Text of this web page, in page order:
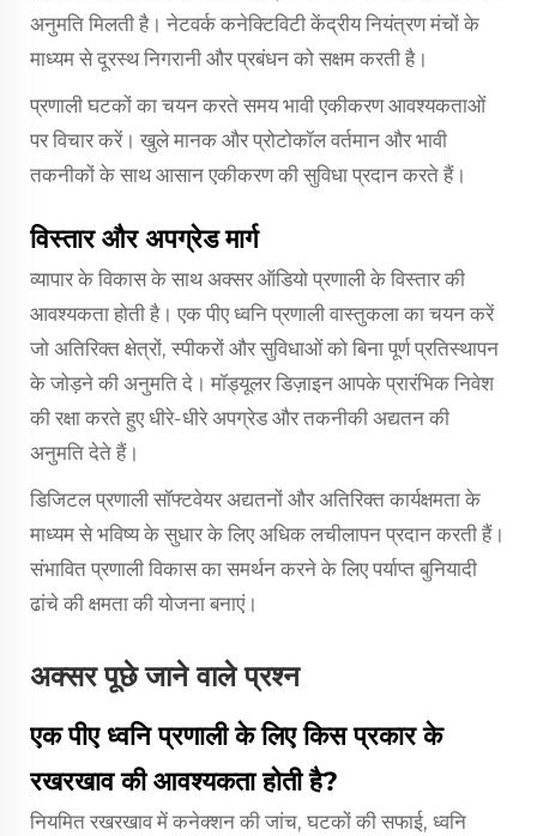
अनुमति मिलती है। नेटवर्क कनेक्टिविटी केंद्रीय नियंत्रण मंचों के
माध्यम से दूरस्थ निगरानी और प्रबंधन को सक्षम करती है।
प्रणाली घटकों का चयन करते समय भावी एकीकरण आवश्यकताओं
पर विचार करें। खुले मानक और प्रोटोकॉल वर्तमान और भावी
तकनीकों के साथ आसान एकीकरण की सुविधा प्रदान करते हैं।
विस्तार और अपग्रेड मार्ग
व्यापार के विकास के साथ अक्सर ऑडियो प्रणाली के विस्तार की
आवश्यकता होती है। एक पीए ध्वनि प्रणाली वास्तुकला का चयन करें
जो अतिरिक्त क्षेत्रों, स्पीकरों और सुविधाओं को बिना पूर्ण प्रतिस्थापन
के जोड़ने की अनुमति दे। मॉड्यूलर डिज़ाइन आपके प्रारंभिक निवेश
की रक्षा करते हुए धीरे-धीरे अपग्रेड और तकनीकी अद्यतन की
अनुमति देते हैं।
डिजिटल प्रणाली सॉफ्टवेयर अद्यतनों और अतिरिक्त कार्यक्षमता के
माध्यम से भविष्य के सुधार के लिए अधिक लचीलापन प्रदान करती हैं।
संभावित प्रणाली विकास का समर्थन करने के लिए पर्याप्त बुनियादी
ढांचे की क्षमता की योजना बनाएं।
अक्सर पूछे जाने वाले प्रश्न
एक पीए ध्वनि प्रणाली के लिए किस प्रकार के
रखरखाव की आवश्यकता होती है?
नियमित रखरखाव में कनेक्शन की जांच, घटकों की सफाई, ध्वनि